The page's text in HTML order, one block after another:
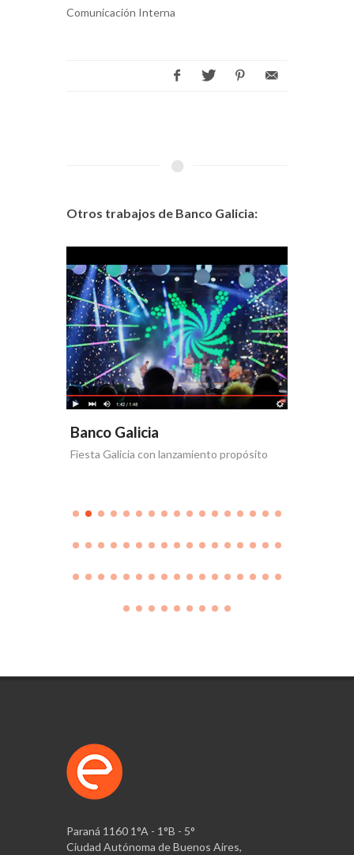
Comunicación Interna
Otros trabajos de Banco Galicia:
Banco Galicia
Fiesta Galicia con lanzamiento propósito
Paraná 1160 1°A - 1°B - 5°
Ciudad Autónoma de Buenos Aires,